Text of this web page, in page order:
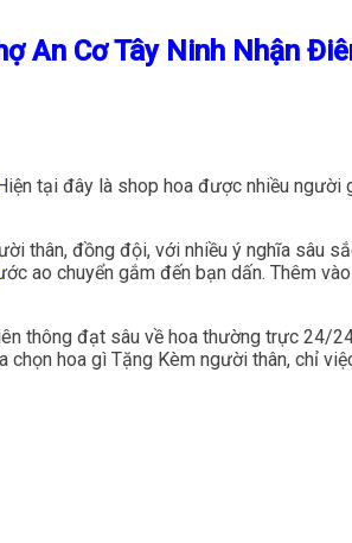
An Cơ Tây Ninh Nhận
tại đây là shop hoa được nhiều người
thân, đồng đội, với nhiều ý nghĩa sâu
ao chuyển gắm đến bạn dấn. Thêm
thông đạt sâu về hoa thường trực 24/
hoa gì Tặng Kèm người thân, chỉ